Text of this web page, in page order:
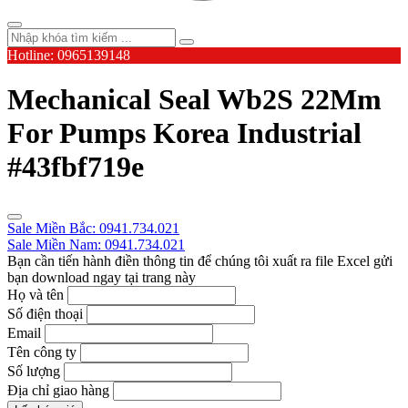
Hotline: 0965139148
Mechanical Seal Wb2S 22Mm
For Pumps Korea Industrial
#43fbf719e
Sale Miền Bắc: 0941.734.021
Sale Miền Nam: 0941.734.021
Bạn cần tiến hành điền thông tin để chúng tôi xuất ra file Excel gửi
bạn download ngay tại trang này
Họ và tên
Số điện thoại
Email
Tên công ty
Số lượng
Địa chỉ giao hàng